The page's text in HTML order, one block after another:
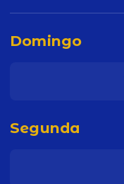
Domingo
Segunda